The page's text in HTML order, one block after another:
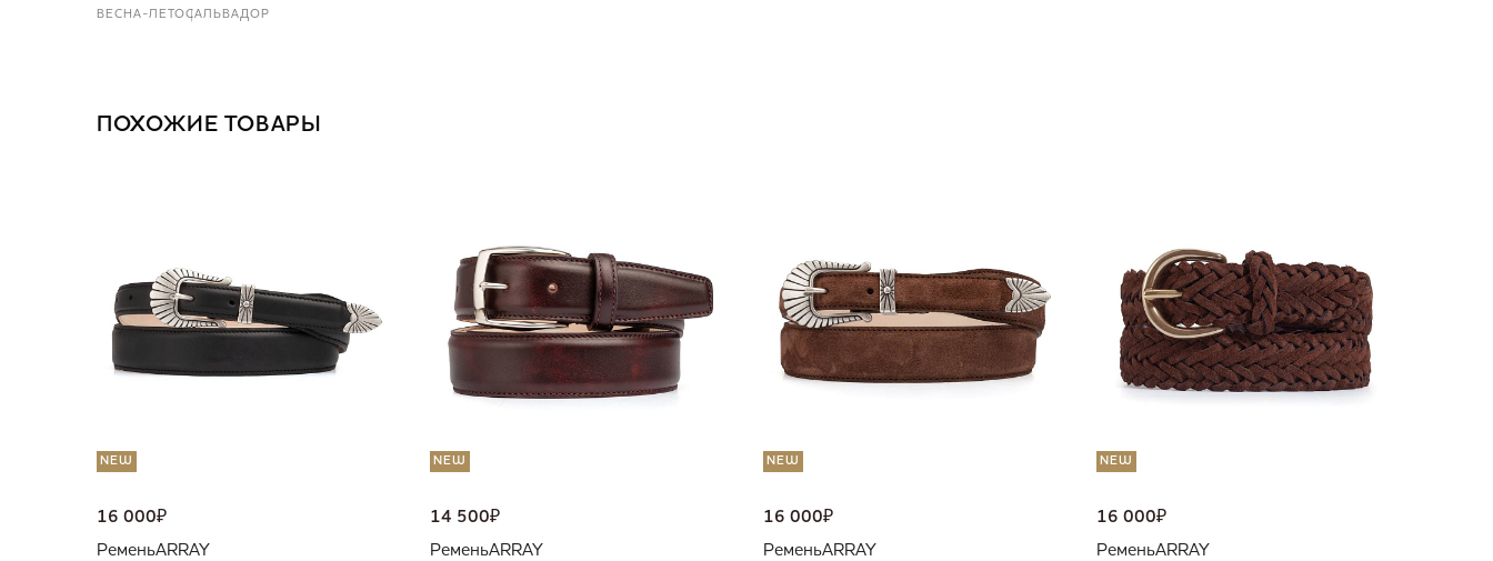
ВЕСНА-ЛЕТОСАЛЬВАДОР
ПОХОЖИЕ ТОВАРЫ
NEW
16 000₽
РеменьARRAY
NEW
14 500₽
РеменьARRAY
NEW
16 000₽
РеменьARRAY
NEW
16 000₽
РеменьARRAY